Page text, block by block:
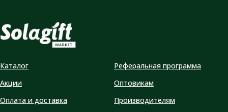
Каталог
Акции
Оплата и доставка
Реферальная программа
Оптовикам
Производителям